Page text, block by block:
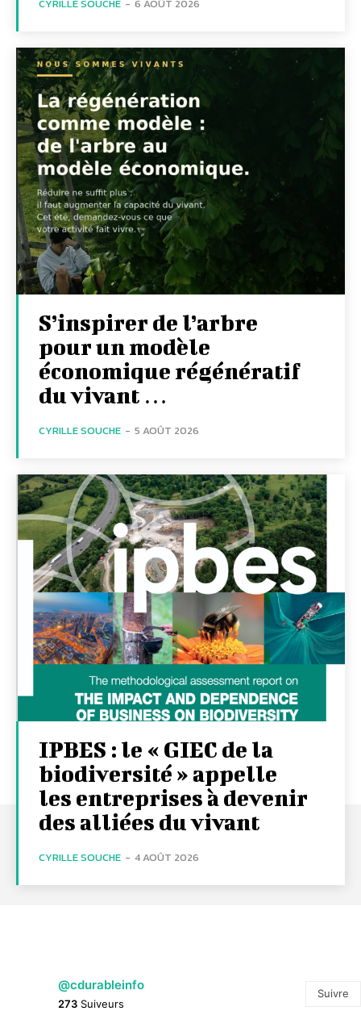
CYRILLE SOUCHE - 6 AOÛT 2026
S’inspirer de l’arbre
pour un modèle
économique régénératif
du vivant …
CYRILLE SOUCHE - 5 AOÛT 2026
IPBES : le « GIEC de la
biodiversité » appelle
les entreprises à devenir
des alliées du vivant
CYRILLE SOUCHE - 4 AOÛT 2026
@cdurableinfo
273 Suiveurs
Suivre